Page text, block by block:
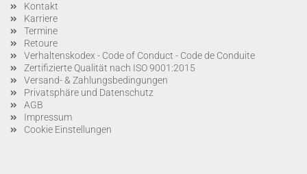
Kontakt
Karriere
Termine
Retoure
Verhaltenskodex - Code of Conduct - Code de Conduite
Zertifizierte Qualität nach ISO 9001:2015
Versand- & Zahlungsbedingungen
Privatsphäre und Datenschutz
AGB
Impressum
Cookie Einstellungen